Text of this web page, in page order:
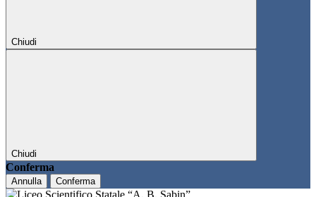
Chiudi
Chiudi
Conferma
Annulla Conferma